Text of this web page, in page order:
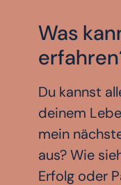
Was
Du kannst
deinem
mein
aus? Wie
Erfolg oder